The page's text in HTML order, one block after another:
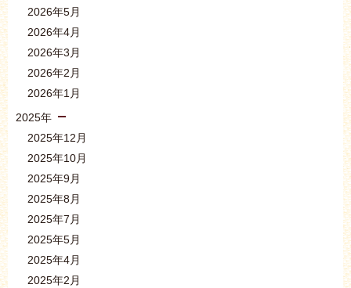
2026年5月
2026年4月
2026年3月
2026年2月
2026年1月
2025年
2025年12月
2025年10月
2025年9月
2025年8月
2025年7月
2025年5月
2025年4月
2025年2月